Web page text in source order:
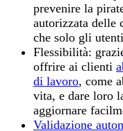
prevenire la
autorizzata delle
che solo gli
Flessibilità:
offrire ai clienti
di lavoro, come
vita, e dare loro
aggiornare
Validazione